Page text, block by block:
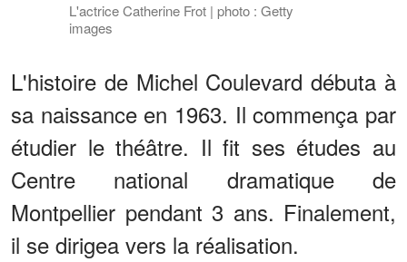
L'actrice Catherine Frot | photo : Getty
images
L'histoire de Michel Coulevard débuta à
sa naissance en 1963. Il commença par
étudier le théâtre. Il fit ses études au
Centre national dramatique de
Montpellier pendant 3 ans. Finalement,
il se dirigea vers la réalisation.